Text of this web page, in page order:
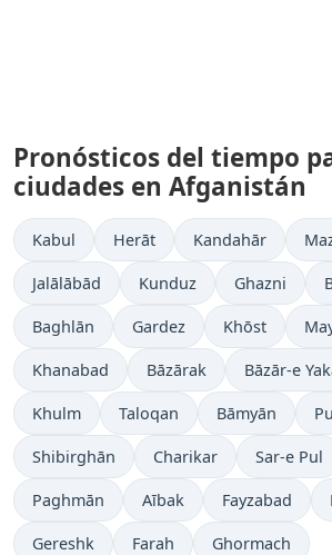
Pronósticos del tiempo
ciudades en Afganistán
Kabul Herāt Kandahār
Jalālābād Kunduz Ghazni
Baghlān Gardez Khōst
Khanabad Bāzārak Bāzār-e
Khulm Taloqan Bāmyān
Shibirghān Charikar Sar-e Pul
Paghmān Aībak Fayzabad
Gereshk Farah Ghormach